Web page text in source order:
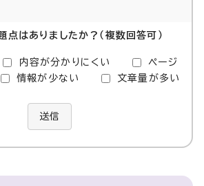
点はありましたか？（複数回答可）
内容が分かりにくい
ページ
情報が少ない 文章量が多い
送信